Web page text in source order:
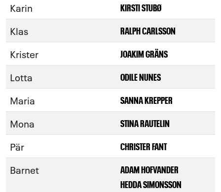
Karin KIRSTI STUBØ
Klas RALPH CARLSSON
Krister JOAKIM GRÄNS
Lotta ODILE NUNES
Maria SANNA KREPPER
Mona STINA RAUTELIN
Pär CHRISTER FANT
Barnet
ADAM HOFVANDER
HEDDA SIMONSSON